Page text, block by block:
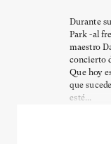
Durante
Park -al
maestro
concierto
Que hoy
que
esté...